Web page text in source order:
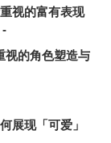
视的富有表现
-
视的角色塑造与
展现「可爱」